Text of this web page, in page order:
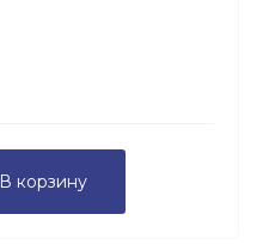
В корзину